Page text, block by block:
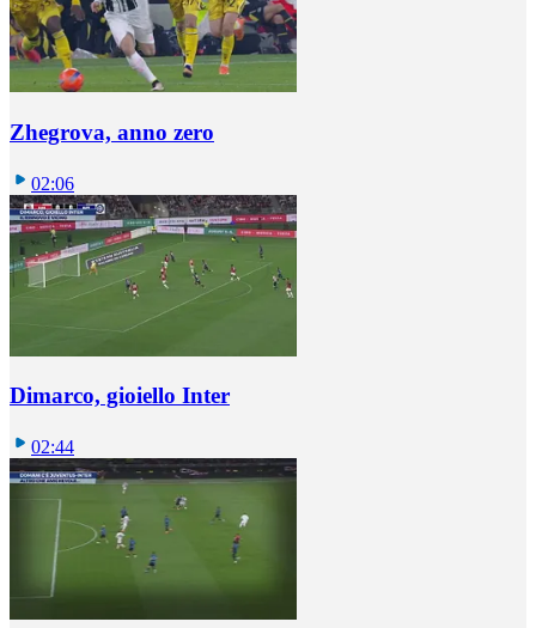
Zhegrova, anno zero
02:06
Dimarco, gioiello Inter
02:44